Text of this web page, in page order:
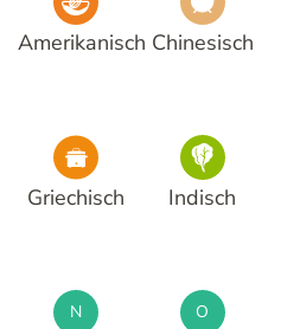
Amerikanisch Chinesisch
Griechisch Indisch
N O